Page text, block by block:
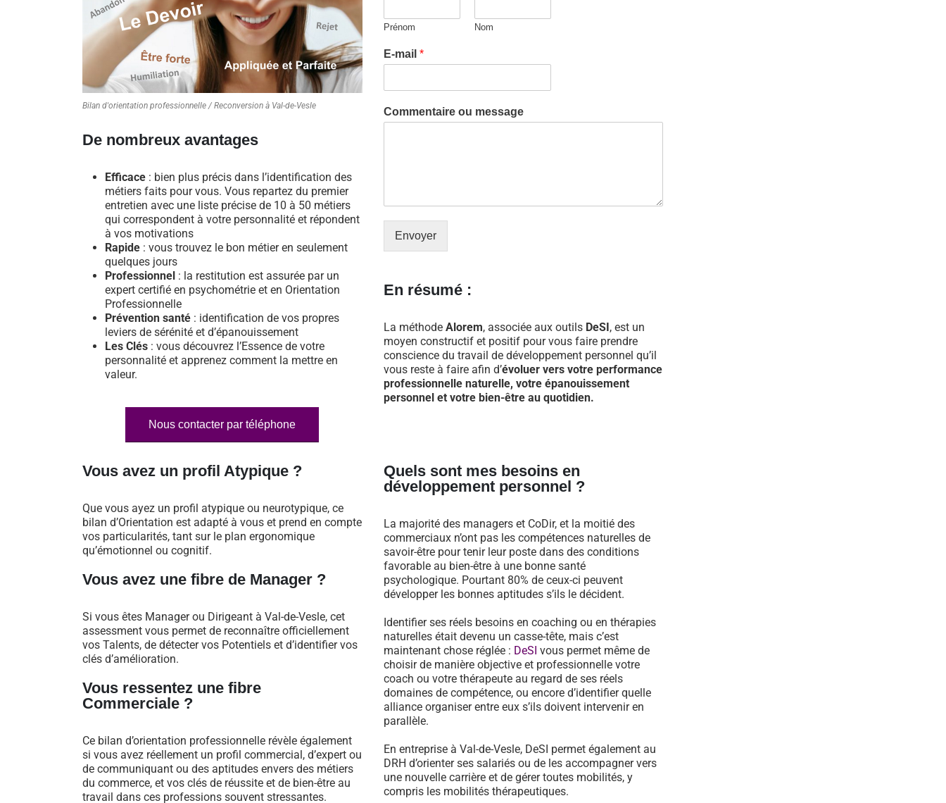
Bilan d'orientation professionnelle / Reconversion à Val-de-Vesle
De nombreux avantages
Efficace : bien plus précis dans l’identification des
métiers faits pour vous. Vous repartez du premier
entretien avec une liste précise de 10 à 50 métiers
qui correspondent à votre personnalité et répondent
à vos motivations
Rapide : vous trouvez le bon métier en seulement
quelques jours
Professionnel : la restitution est assurée par un
expert certifié en psychométrie et en Orientation
Professionnelle
Prévention santé : identification de vos propres
leviers de sérénité et d’épanouissement
Les Clés : vous découvrez l’Essence de votre
personnalité et apprenez comment la mettre en
valeur.
Nous contacter par téléphone
Prénom Nom
E-mail *
Commentaire ou message
Envoyer
En résumé :
La méthode Alorem, associée aux outils DeSI, est un
moyen constructif et positif pour vous faire prendre
conscience du travail de développement personnel qu’il
vous reste à faire afin d’évoluer vers votre performance
professionnelle naturelle, votre épanouissement
personnel et votre bien-être au quotidien.
Vous avez un profil Atypique ?
Que vous ayez un profil atypique ou neurotypique, ce
bilan d’Orientation est adapté à vous et prend en compte
vos particularités, tant sur le plan ergonomique
qu’émotionnel ou cognitif.
Vous avez une fibre de Manager ?
Si vous êtes Manager ou Dirigeant à Val-de-Vesle, cet
assessment vous permet de reconnaître officiellement
vos Talents, de détecter vos Potentiels et d’identifier vos
clés d’amélioration.
Vous ressentez une fibre
Commerciale ?
Ce bilan d’orientation professionnelle révèle également
si vous avez réellement un profil commercial, d’expert ou
de communiquant ou des aptitudes envers des métiers
du commerce, et vos clés de réussite et de bien-être au
travail dans ces professions souvent stressantes.
Quels sont mes besoins en
développement personnel ?
La majorité des managers et CoDir, et la moitié des
commerciaux n’ont pas les compétences naturelles de
savoir-être pour tenir leur poste dans des conditions
favorable au bien-être à une bonne santé
psychologique. Pourtant 80% de ceux-ci peuvent
développer les bonnes aptitudes s’ils le décident.
Identifier ses réels besoins en coaching ou en thérapies
naturelles était devenu un casse-tête, mais c’est
maintenant chose réglée : DeSI vous permet même de
choisir de manière objective et professionnelle votre
coach ou votre thérapeute au regard de ses réels
domaines de compétence, ou encore d’identifier quelle
alliance organiser entre eux s’ils doivent intervenir en
parallèle.
En entreprise à Val-de-Vesle, DeSI permet également au
DRH d’orienter ses salariés ou de les accompagner vers
une nouvelle carrière et de gérer toutes mobilités, y
compris les mobilités thérapeutiques.